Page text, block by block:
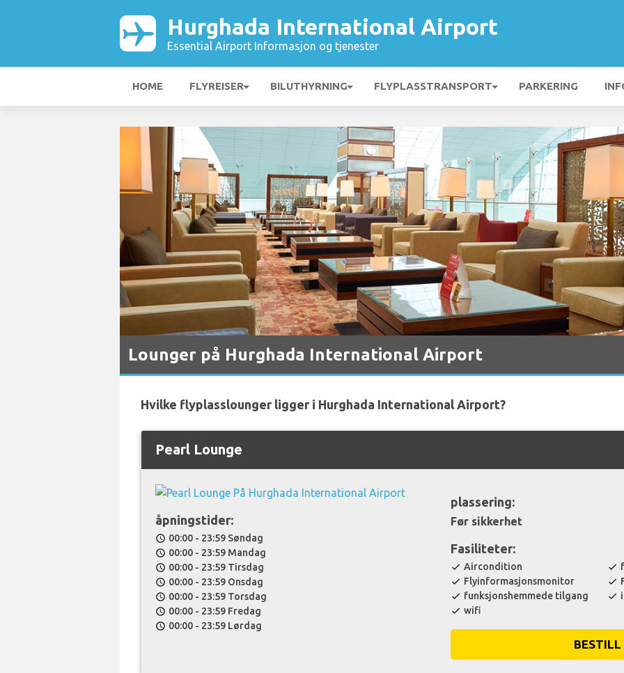
Hurghada International Airport
Essential Airport Informasjon og tjenester
HOME FLYREISER BILUTHYRNING FLYPLASSTRANSPORT PARKERING
Lounger på Hurghada International Airport
Hvilke flyplasslounger ligger i Hurghada International Airport?
Pearl Lounge
åpningstider:
schedule 00:00 - 23:59 Søndag
schedule 00:00 - 23:59 Mandag
schedule 00:00 - 23:59 Tirsdag
schedule 00:00 - 23:59 Onsdag
schedule 00:00 - 23:59 Torsdag
schedule 00:00 - 23:59 Fredag
schedule 00:00 - 23:59 Lørdag
plassering:
Før sikkerhet
Fasiliteter:
check Aircondition check
check Flyinformasjonsmonitor check
check funksjonshemmede tilgang check
check wifi
BESTILL